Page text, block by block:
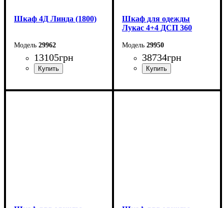
Шкаф 4Д Линда (1800)
29962
13105грн
Ширина: 180 см
Шкаф для одежды
Лукас 4+4 ДСП 360
29950
38734грн
Ширина: 360 см